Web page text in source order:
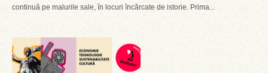
continuă pe malurile sale, în locuri încărcate de istorie. Prima...